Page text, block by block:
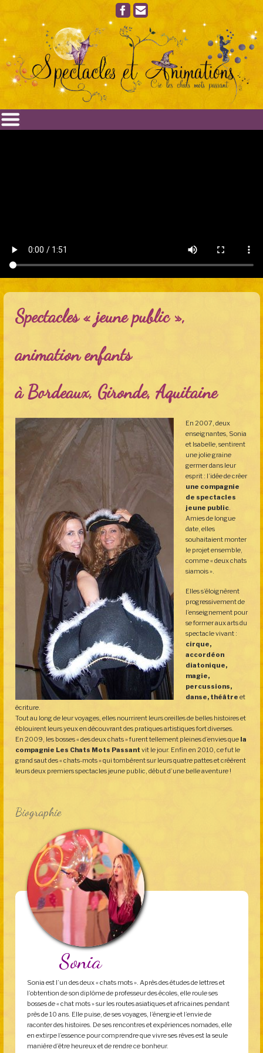
Spectacles « jeune public »,
animation enfants
à Bordeaux, Gironde, Aquitaine
En 2007, deux
enseignantes, Sonia
et Isabelle, sentirent
une jolie graine
germer dans leur
esprit : l’idée de créer
une compagnie
de spectacles
jeune public.
Amies de longue
date, elles
souhaitaient monter
le projet ensemble,
comme « deux chats
siamois ».
Elles s’éloignèrent
progressivement de
l’enseignement pour
se former aux arts du
spectacle vivant :
cirque,
accordéon
diatonique,
magie,
percussions,
danse, théâtre et
écriture.
Tout au long de leur voyages, elles nourrirent leurs oreilles de belles histoires et
éblouirent leurs yeux en découvrant des pratiques artistiques fort diverses.
En 2009, les bosses « des deux chats » furent tellement pleines d’envies que la
compagnie Les Chats Mots Passant vit le jour. Enfin en 2010, ce fut le
grand saut des « chats-mots » qui tombèrent sur leurs quatre pattes et créèrent
leurs deux premiers spectacles jeune public, début d’une belle aventure !
Biographie
Sonia
Sonia est l’un des deux « chats mots ». Après des études de lettres et
l’obtention de son diplôme de professeur des écoles, elle roule ses
bosses de « chat mots » sur les routes asiatiques et africaines pendant
près de 10 ans. Elle puise, de ses voyages, l’énergie et l’envie de
raconter des histoires. De ses rencontres et expériences nomades, elle
en extirpe l’essence pour comprendre que vivre ses rêves est la seule
manière d’être heureux et de rendre ce bonheur.